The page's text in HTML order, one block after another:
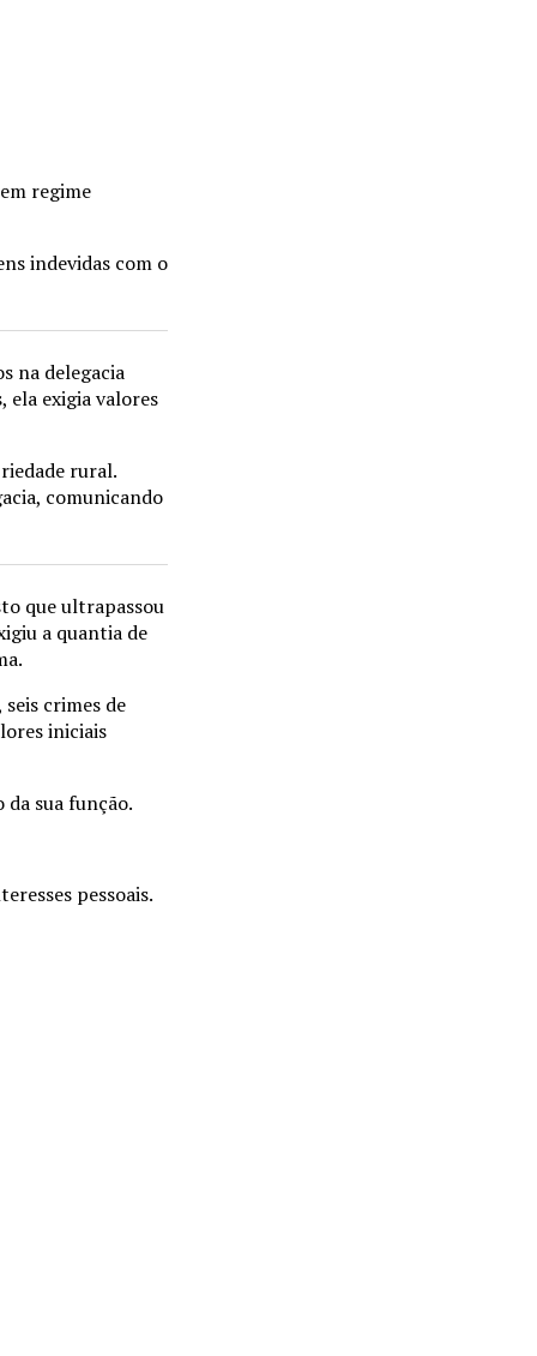
regime
indevidas com o
na delegacia
ela exigia valores
rural.
comunicando
que ultrapassou
a quantia de
crimes de
iniciais
sua função.
pessoais.